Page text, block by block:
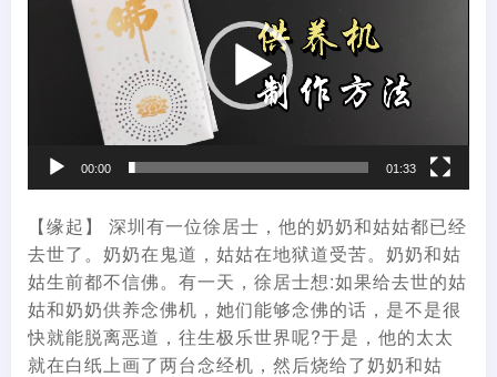
00:00 01:33
【缘起】 深圳有一位徐居士，他的奶奶和姑姑都已经
去世了。奶奶在鬼道，姑姑在地狱道受苦。奶奶和姑
姑生前都不信佛。有一天，徐居士想:如果给去世的姑
姑和奶奶供养念佛机，她们能够念佛的话，是不是很
快就能脱离恶道，往生极乐世界呢?于是，他的太太
就在白纸上画了两台念经机，然后烧给了奶奶和姑